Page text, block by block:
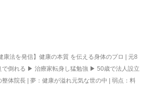
康法を発信】健康の本質 を伝える身体のプロ | 元8
倒れる ▶ 治療家転身し猛勉強 ▶ 50歳で法人設立
整体院長 | 夢：健康が溢れ元気な世の中 | 弱点：料